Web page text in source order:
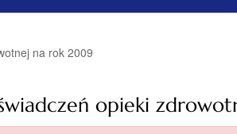
na rok 2009
opieki